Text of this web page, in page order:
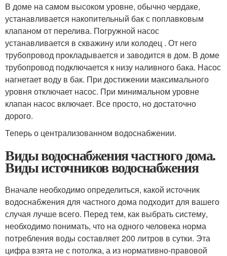
В доме на самом высоком уровне, обычно чердаке,
устанавливается накопительный бак с поплавковым
клапаном от перелива. Погружной насос
устанавливается в скважину или колодец . От него
трубопровод прокладывается и заводится в дом. В доме
трубопровод подключается к низу наливного бака. Насос
нагнетает воду в бак. При достижении максимального
уровня отключает насос. При минимальном уровне
клапан насос включает. Все просто, но достаточно
дорого.
Теперь о централизованном водоснабжении.
Виды водоснабжения частного дома.
Виды источников водоснабжения
Вначале необходимо определиться, какой источник
водоснабжения для частного дома подходит для вашего
случая лучше всего. Перед тем, как выбрать систему,
необходимо понимать, что на одного человека норма
потребления воды составляет 200 литров в сутки. Эта
цифра взята не с потолка, а из нормативно-правовой